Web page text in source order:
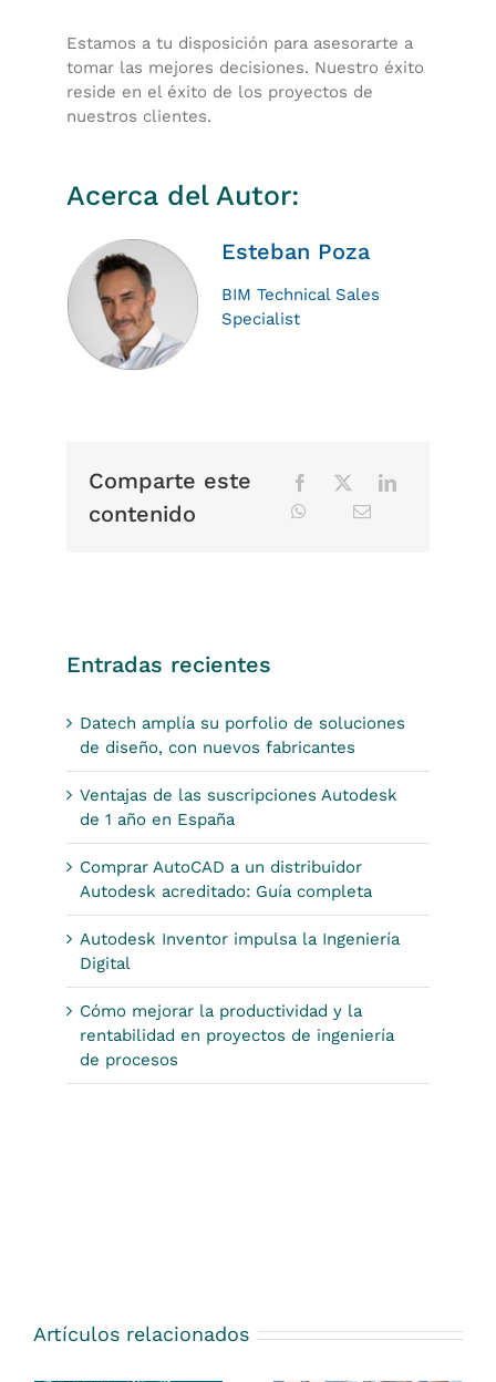
Estamos a tu disposición para asesorarte a
tomar las mejores decisiones. Nuestro éxito
reside en el éxito de los proyectos de
nuestros clientes.
Acerca del Autor:
Esteban Poza
BIM Technical Sales
Specialist
Comparte este
contenido
Entradas recientes
Datech amplía su porfolio de soluciones
de diseño, con nuevos fabricantes
Ventajas de las suscripciones Autodesk
de 1 año en España
Comprar AutoCAD a un distribuidor
Autodesk acreditado: Guía completa
Autodesk Inventor impulsa la Ingeniería
Digital
Cómo mejorar la productividad y la
rentabilidad en proyectos de ingeniería
de procesos
Artículos relacionados